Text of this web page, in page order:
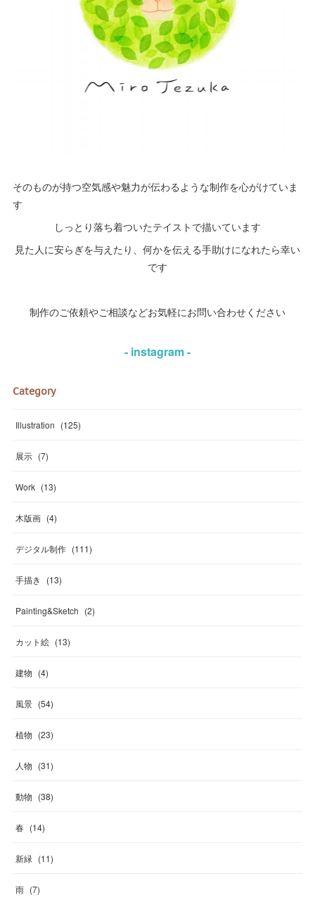
そのものが持つ空気感や魅力が伝わるような制作を心がけていま
す
しっとり落ち着ついたテイストで描いています
見た人に安らぎを与えたり、何かを伝える手助けになれたら幸い
です
制作のご依頼やご相談などお気軽にお問い合わせください
- instagram -
Category
Illustration (125)
展示 (7)
Work (13)
木版画 (4)
デジタル制作 (111)
手描き (13)
Painting&Sketch (2)
カット絵 (13)
建物 (4)
風景 (54)
植物 (23)
人物 (31)
動物 (38)
春 (14)
新緑 (11)
雨 (7)